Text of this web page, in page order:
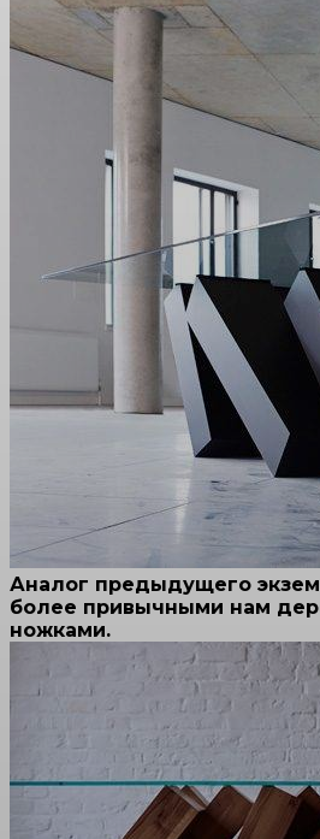
Аналог предыдущего
более привычными нам
ножками.